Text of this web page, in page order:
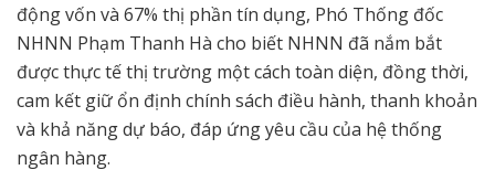
động vốn và 67% thị phần tín dụng, Phó Thống đốc
NHNN Phạm Thanh Hà cho biết NHNN đã nắm bắt
được thực tế thị trường một cách toàn diện, đồng thời,
cam kết giữ ổn định chính sách điều hành, thanh khoản
và khả năng dự báo, đáp ứng yêu cầu của hệ thống
ngân hàng.